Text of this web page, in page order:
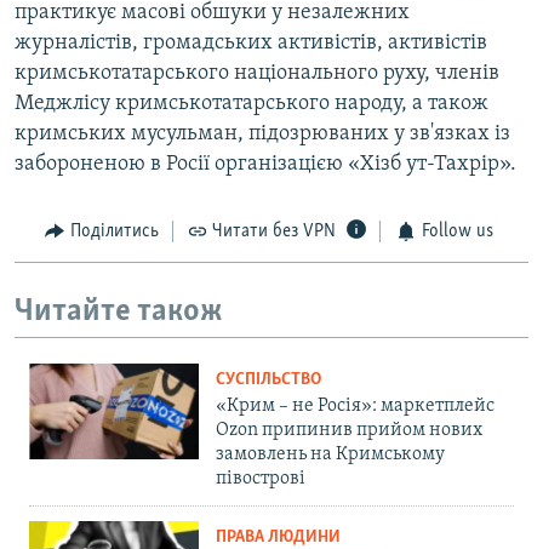
практикує масові обшуки у незалежних
журналістів, громадських активістів, активістів
кримськотатарського національного руху, членів
Меджлісу кримськотатарського народу, а також
кримських мусульман, підозрюваних у зв'язках із
забороненою в Росії організацією «Хізб ут-Тахрір».
Поділитись Читати без VPN Follow us
Читайте також
СУСПІЛЬСТВО
«Крим – не Росія»: маркетплейс
Ozon припинив прийом нових
замовлень на Кримському
півострові
ПРАВА ЛЮДИНИ